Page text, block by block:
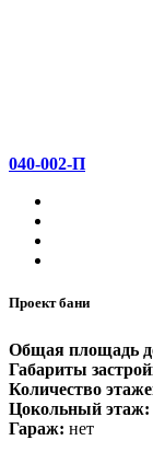
040-002-П
Проект бани
Общая площадь
Габариты
Количество
Цокольный этаж:
Гараж: нет